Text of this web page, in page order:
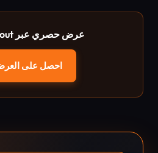
عرض حصري عبر SaaSpartout
احصل على